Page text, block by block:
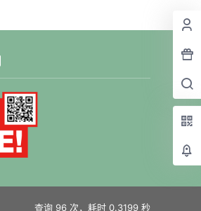
查询 96 次，耗时 0.3199 秒